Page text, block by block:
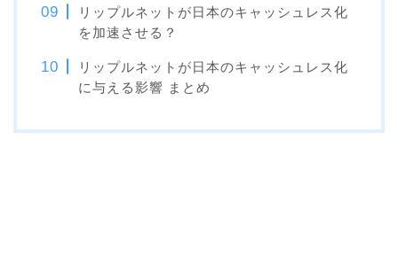
リップルネットが日本のキャッシュレス化
を加速させる？
リップルネットが日本のキャッシュレス化
に与える影響 まとめ